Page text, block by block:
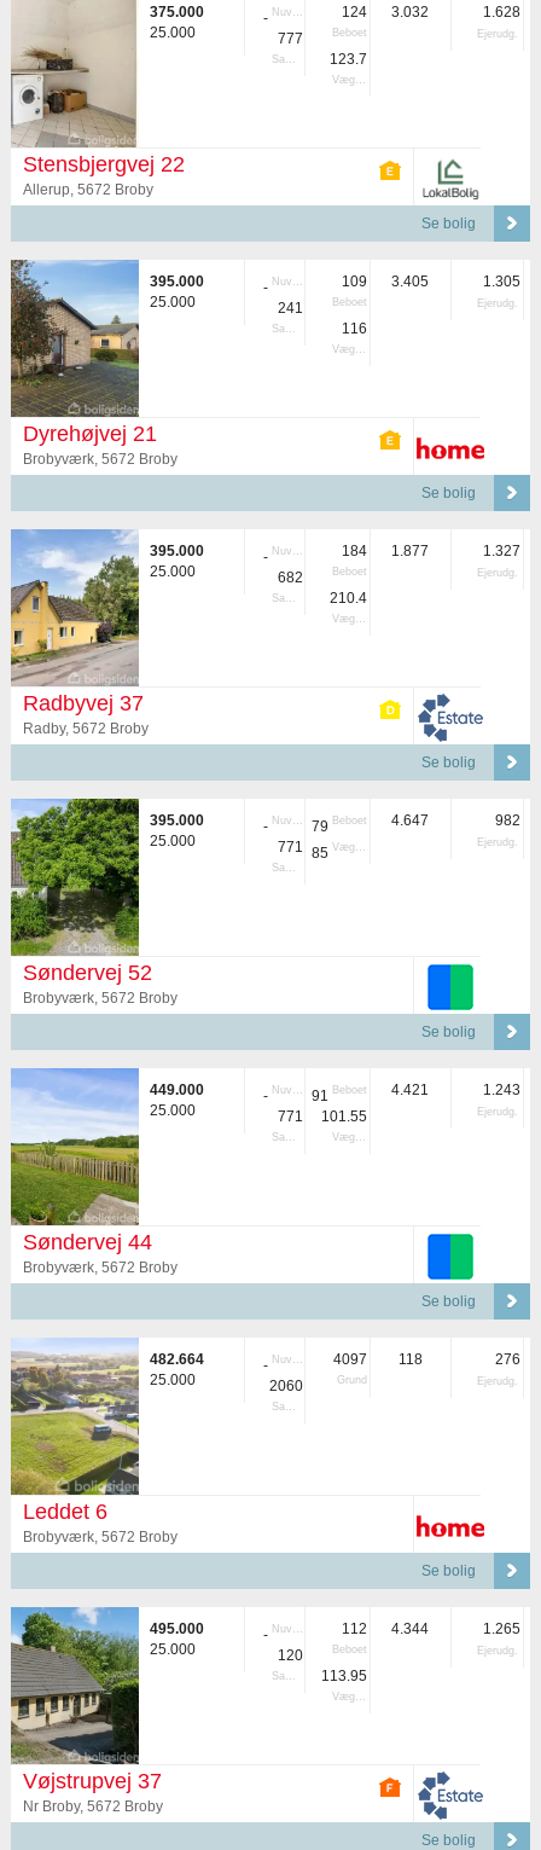
375.000
25.000
- Nuvær.
777
Samlet
124
Beboet
123.7
Vægtet
3.032 1.628
Ejerudg.
Stensbjergvej 22
Allerup, 5672 Broby
Se bolig
395.000
25.000
- Nuvær.
241
Samlet
109
Beboet
116
Vægtet
3.405 1.305
Ejerudg.
Dyrehøjvej 21
Brobyværk, 5672 Broby
Se bolig
395.000
25.000
- Nuvær.
682
Samlet
184
Beboet
210.4
Vægtet
1.877 1.327
Ejerudg.
Radbyvej 37
Radby, 5672 Broby
Se bolig
395.000
25.000
- Nuvær.
771
Samlet
79 Beboet
85 Vægtet
4.647 982
Ejerudg.
Søndervej 52
Brobyværk, 5672 Broby
Se bolig
449.000
25.000
- Nuvær.
771
Samlet
91 Beboet
101.55
Vægtet
4.421 1.243
Ejerudg.
Søndervej 44
Brobyværk, 5672 Broby
Se bolig
482.664
25.000
- Nuvær.
2060
Samlet
4097
Grund
118 276
Ejerudg.
Leddet 6
Brobyværk, 5672 Broby
Se bolig
495.000
25.000
- Nuvær.
120
Samlet
112
Beboet
113.95
Vægtet
4.344 1.265
Ejerudg.
Vøjstrupvej 37
Nr Broby, 5672 Broby
Se bolig